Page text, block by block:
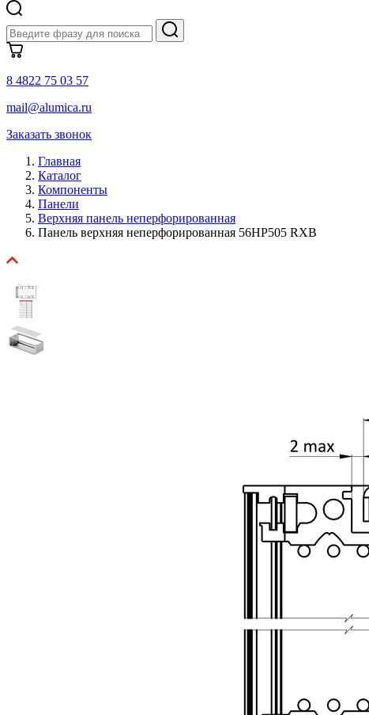
8 4822 75 03 57
mail@alumica.ru
Заказать звонок
Главная
Каталог
Компоненты
Панели
Верхняя панель неперфорированная
Панель верхняя неперфорированная 56HP505 RXB